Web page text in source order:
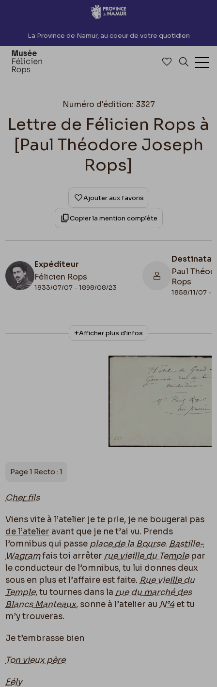
Accèder directement au contenu
La Province de Namur, au coeur de votre quotidien
Accéder à
Numéro d'édition: 3327
Lettre de Félicien Rops à
[Paul Théodore Joseph
Rops]
Ajouter aux favoris
Copier la mention complète
Expéditeur
Félicien Rops
1833/07/07 - 1898/08/23
Paul
Rops
1858/11/07 -
N° d'inventaire
FFR/LE/21
Collationnage
Scan
Belgique, Province de Namur, musée Félicien
Afficher plus d'infos
Page 1 Recto : 1
Cher fils
Viens vite à l’atelier je te prie, je ne bougerai pas
de l’atelier avant que je ne t’ai vu. Prends
l’omnibus qui passe place de la Bourse. Bastille-
Wagramfais toi arrêter rue vieille du Templepar
le conducteur de l’omnibus, tu lui donnes deux
sous en plus et l’affaire est faite. Rue vieille du
Temple, tu tournes dans la rue du marché des
Blancs Manteaux, sonne à l’atelier au N°4et tu
m’y trouveras.
Je t’embrasse bien
Ton vieux père
Fély